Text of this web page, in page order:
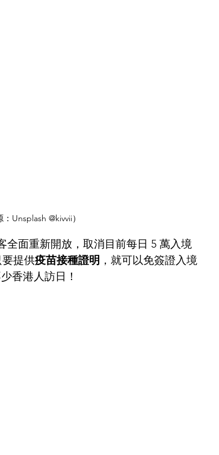
Unsplash @kivvii）
全面重新開放，取消目前每日 5 萬入境
提供疫苗接種證明 ，就可以免簽證入境
香港人訪日！